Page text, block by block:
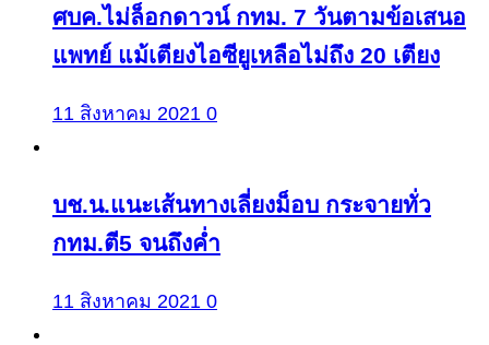
ศบค.ไม่ล็อกดาวน์ กทม. 7 วันตามข้อเสนอ
แพทย์ แม้เตียงไอซียูเหลือไม่ถึง 20 เตียง
11 สิงหาคม 2021 0
บช.น.แนะเส้นทางเลี่ยงม็อบ กระจายทั่ว
กทม.ตี5 จนถึงค่ำ
11 สิงหาคม 2021 0